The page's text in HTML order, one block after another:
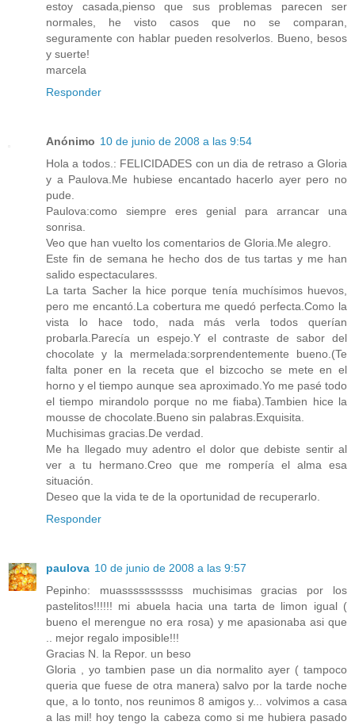
estoy casada,pienso que sus problemas parecen ser
normales, he visto casos que no se comparan,
seguramente con hablar pueden resolverlos. Bueno, besos
y suerte!
marcela
Responder
Anónimo 10 de junio de 2008 a las 9:54
Hola a todos.: FELICIDADES con un dia de retraso a Gloria
y a Paulova.Me hubiese encantado hacerlo ayer pero no
pude.
Paulova:como siempre eres genial para arrancar una
sonrisa.
Veo que han vuelto los comentarios de Gloria.Me alegro.
Este fin de semana he hecho dos de tus tartas y me han
salido espectaculares.
La tarta Sacher la hice porque tenía muchísimos huevos,
pero me encantó.La cobertura me quedó perfecta.Como la
vista lo hace todo, nada más verla todos querían
probarla.Parecía un espejo.Y el contraste de sabor del
chocolate y la mermelada:sorprendentemente bueno.(Te
falta poner en la receta que el bizcocho se mete en el
horno y el tiempo aunque sea aproximado.Yo me pasé todo
el tiempo mirandolo porque no me fiaba).Tambien hice la
mousse de chocolate.Bueno sin palabras.Exquisita.
Muchisimas gracias.De verdad.
Me ha llegado muy adentro el dolor que debiste sentir al
ver a tu hermano.Creo que me rompería el alma esa
situación.
Deseo que la vida te de la oportunidad de recuperarlo.
Responder
paulova 10 de junio de 2008 a las 9:57
Pepinho: muasssssssssss muchisimas gracias por los
pastelitos!!!!!! mi abuela hacia una tarta de limon igual (
bueno el merengue no era rosa) y me apasionaba asi que
.. mejor regalo imposible!!!
Gracias N. la Repor. un beso
Gloria , yo tambien pase un dia normalito ayer ( tampoco
queria que fuese de otra manera) salvo por la tarde noche
que, a lo tonto, nos reunimos 8 amigos y... volvimos a casa
a las mil! hoy tengo la cabeza como si me hubiera pasado